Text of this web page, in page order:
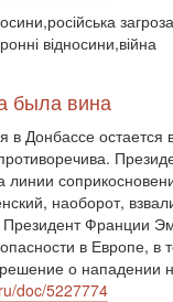
відносини,війна
была вина
в Донбассе
линии
наоборот,
Франции
в Европе, в
о нападении
doc/5227774